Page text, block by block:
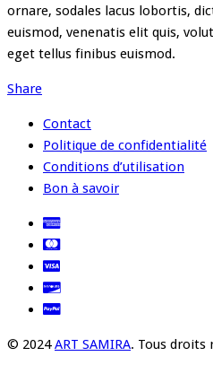
ornare, sodales lacus lobortis,
euismod, venenatis elit quis,
eget tellus finibus euismod.
Share
Contact
Politique de confidentialité
Conditions d’utilisation
Bon à savoir
© 2024ART SAMIRA. Tous droits